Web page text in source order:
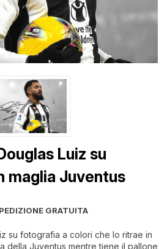
Luiz su
maglia Juventus
GRATUITA
su fotografia a colori che lo ritrae in
della Juventus mentre tiene il pallone